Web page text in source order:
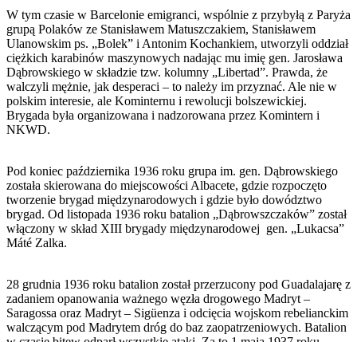
W tym czasie w Barcelonie emigranci, wspólnie z przybyłą z Paryża
grupą Polaków ze Stanisławem Matuszczakiem, Stanisławem
Ulanowskim ps. „Bolek” i Antonim Kochankiem, utworzyli oddział
ciężkich karabinów maszynowych nadając mu imię gen. Jarosława
Dąbrowskiego w składzie tzw. kolumny „Libertad”. Prawda, że
walczyli mężnie, jak desperaci – to należy im przyznać. Ale nie w
polskim interesie, ale Kominternu i rewolucji bolszewickiej.
Brygada była organizowana i nadzorowana przez Komintern i
NKWD.
Pod koniec października 1936 roku grupa im. gen. Dąbrowskiego
została skierowana do miejscowości Albacete, gdzie rozpoczęto
tworzenie brygad międzynarodowych i gdzie było dowództwo
brygad. Od listopada 1936 roku batalion „Dąbrowszczaków” został
włączony w skład XIII brygady międzynarodowej gen. „Lukacsa”
Máté Zalka.
28 grudnia 1936 roku batalion został przerzucony pod Guadalajarę z
zadaniem opanowania ważnego węzła drogowego Madryt –
Saragossa oraz Madryt – Sigüenza i odcięcia wojskom rebelianckim
walczącym pod Madrytem dróg do baz zaopatrzeniowych. Batalion